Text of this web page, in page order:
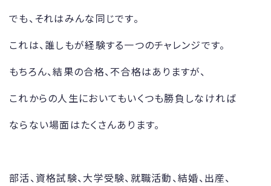
でも、それはみんな同じです。
これは、誰しもが経験する一つのチャレンジです。
もちろん、結果の合格、不合格はありますが、
これからの人生においてもいくつも勝負しなければ
ならない場面はたくさんあります。
部活、資格試験、大学受験、就職活動、結婚、出産、